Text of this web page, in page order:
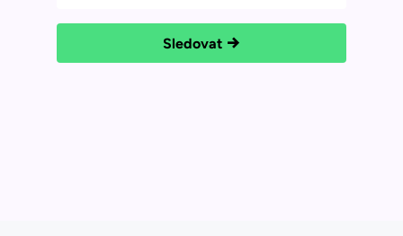
Sledovat